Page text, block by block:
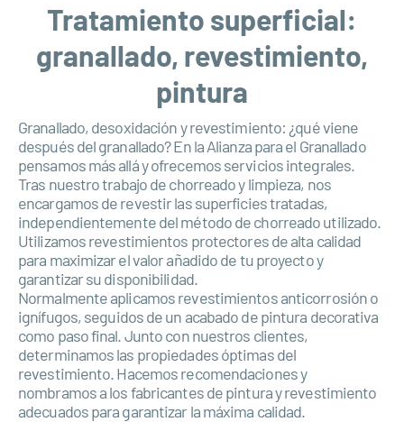
Tratamiento superficial:
granallado, revestimiento,
pintura
Granallado, desoxidación y revestimiento: ¿qué viene
después del granallado? En la Alianza para el Granallado
pensamos más allá y ofrecemos servicios integrales.
Tras nuestro trabajo de chorreado y limpieza, nos
encargamos de revestir las superficies tratadas,
independientemente del método de chorreado utilizado.
Utilizamos revestimientos protectores de alta calidad
para maximizar el valor añadido de tu proyecto y
garantizar su disponibilidad.
Normalmente aplicamos revestimientos anticorrosión o
ignífugos, seguidos de un acabado de pintura decorativa
como paso final. Junto con nuestros clientes,
determinamos las propiedades óptimas del
revestimiento. Hacemos recomendaciones y
nombramos a los fabricantes de pintura y revestimiento
adecuados para garantizar la máxima calidad.